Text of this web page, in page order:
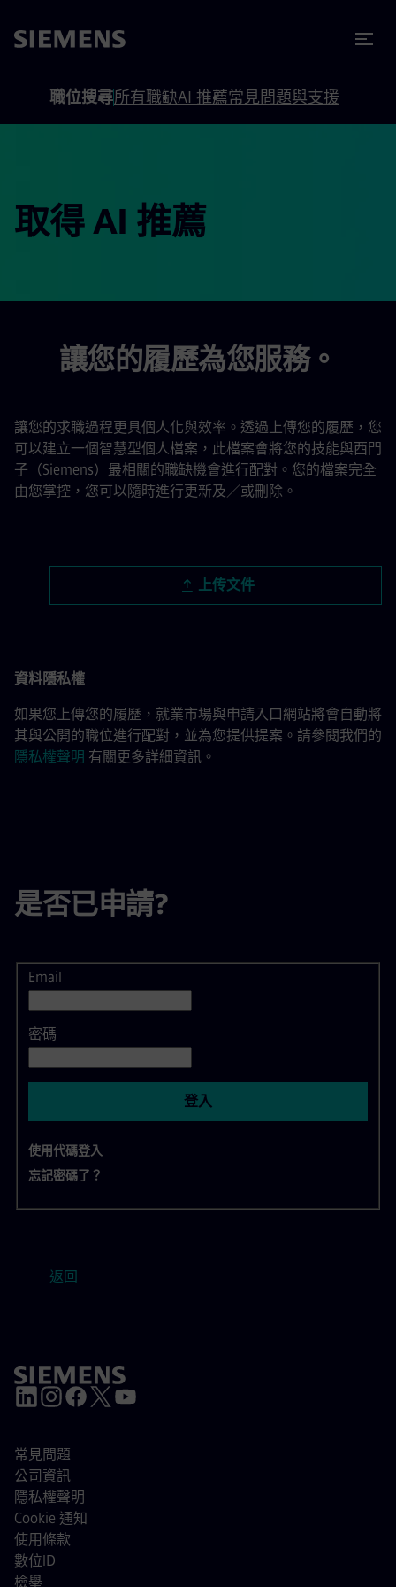
職位搜尋所有職缺AI 推薦常見問題與支援
取得 AI 推薦
是否已申請?
登入
Email
密碼
登入
使用代碼登入
忘記密碼了？
讓您的履歷為您服務。
讓您的求職過程更具個人化與效率。透過上傳您的履歷，您
可以建立一個智慧型個人檔案，此檔案會將您的技能與西門
子（Siemens）最相關的職缺機會進行配對。您的檔案完全
由您掌控，您可以隨時進行更新及／或刪除。
上传文件
資料隱私權
如果您上傳您的履歷，就業市場與申請入口網站將會自動將
其與公開的職位進行配對，並為您提供提案。請參閱我們的
隱私權聲明 有關更多詳細資訊。
返回
常見問題
公司資訊
隱私權聲明
Cookie 通知
使用條款
數位ID
檢舉